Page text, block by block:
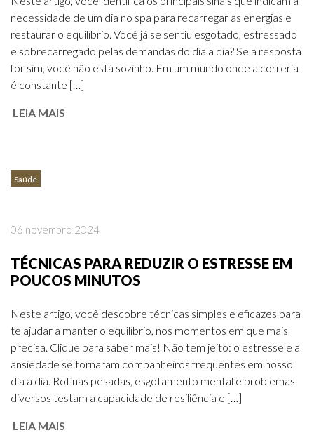
necessidade de um dia no spa para recarregar as energias e
restaurar o equilíbrio. Você já se sentiu esgotado, estressado
e sobrecarregado pelas demandas do dia a dia? Se a resposta
for sim, você não está sozinho. Em um mundo onde a correria
é constante […]
LEIA MAIS
Saúde
06 novembro 2024
TÉCNICAS PARA REDUZIR O ESTRESSE EM
POUCOS MINUTOS
Neste artigo, você descobre técnicas simples e eficazes para
te ajudar a manter o equilíbrio, nos momentos em que mais
precisa. Clique para saber mais! Não tem jeito: o estresse e a
ansiedade se tornaram companheiros frequentes em nosso
dia a dia. Rotinas pesadas, esgotamento mental e problemas
diversos testam a capacidade de resiliência e […]
LEIA MAIS